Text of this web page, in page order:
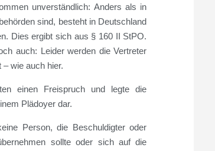
unverständlich: Anders als in
sind, besteht in Deutschland
Dies ergibt sich aus § 160 II StPO.
auch: Leider werden die Vertreter
wie auch hier.
einen Freispruch und legte die
Plädoyer dar.
Person, die Beschuldigter oder
sollte oder sich auf die